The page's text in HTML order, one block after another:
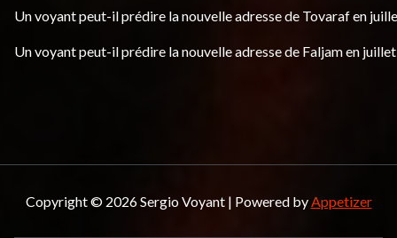
Un voyant peut-il prédire la nouvelle adresse de Tovaraf en
Un voyant peut-il prédire la nouvelle adresse de Faljam en
Copyright © 2026 Sergio Voyant | Powered by Appetizer